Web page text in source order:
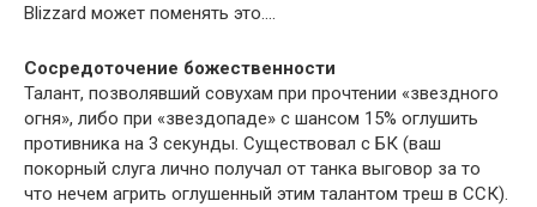
Blizzard может поменять это….
Сосредоточение божественности
Талант, позволявший совухам при прочтении «звездного
огня», либо при «звездопаде» с шансом 15% оглушить
противника на 3 секунды. Существовал с БК (ваш
покорный слуга лично получал от танка выговор за то
что нечем агрить оглушенный этим талантом треш в ССК).